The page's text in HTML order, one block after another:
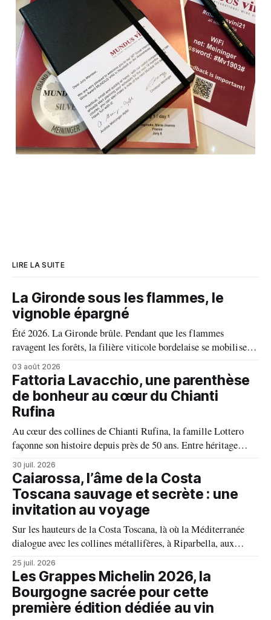
LIRE LA SUITE
La Gironde sous les flammes, le
vignoble épargné
Été 2026. La Gironde brûle. Pendant que les flammes
ravagent les forêts, la filière viticole bordelaise se mobilise,
fait front commun et fait preuve d'une solidarité exemplaire
face aux incendies. Les vignes, sont épargnées et le millésime
s'annonce prometteur. Le feu n'aura pas eu le dernier mot.
03 août 2026
Fattoria Lavacchio, une parenthèse
de bonheur au cœur du Chianti
Rufina
Au cœur des collines de Chianti Rufina, la famille Lottero
façonne son histoire depuis près de 50 ans. Entre héritage
familial, exigence viticole et profond respect du terroir, le
domaine incarne une vision authentique du vin, où chaque
millésime raconte une terre, une passion et un art de vivre.
30 juil. 2026
Caiarossa, l’âme de la Costa
Toscana sauvage et secrète : une
invitation au voyage
Sur les hauteurs de la Costa Toscana, là où la Méditerranée
dialogue avec les collines métallifères, à Riparbella, aux
portes de Bolgheri, Caiarossa cultive une autre idée du grand
vin, celle d'un équilibre vivant entre la terre, les cépages et le
temps.
25 juil. 2026
Les Grappes Michelin 2026, la
Bourgogne sacrée pour cette
première édition dédiée au vin